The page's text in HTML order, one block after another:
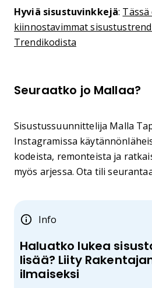
Hyviä sisustuvinkkejä:
kiinnostavimmat
Trendikodista
Seuraatko jo Mallaa?
Sisustussuunnittelija Malla
Instagramissa
kodeista, remonteista ja
myös arjessa. Ota tili
Info
Haluatko lukea
lisää? Liity
ilmaiseksi